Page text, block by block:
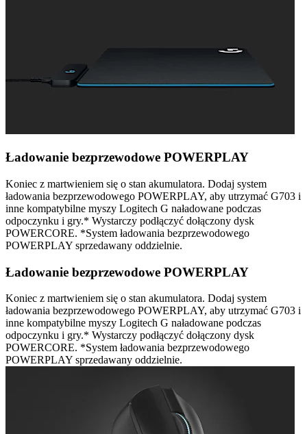
Ładowanie bezprzewodowe POWERPLAY
Koniec z martwieniem się o stan akumulatora. Dodaj system
ładowania bezprzewodowego POWERPLAY, aby utrzymać G703 i
inne kompatybilne myszy Logitech G naładowane podczas
odpoczynku i gry.* Wystarczy podłączyć dołączony dysk
POWERCORE. *System ładowania bezprzewodowego
POWERPLAY sprzedawany oddzielnie.
Ładowanie bezprzewodowe POWERPLAY
Koniec z martwieniem się o stan akumulatora. Dodaj system
ładowania bezprzewodowego POWERPLAY, aby utrzymać G703 i
inne kompatybilne myszy Logitech G naładowane podczas
odpoczynku i gry.* Wystarczy podłączyć dołączony dysk
POWERCORE. *System ładowania bezprzewodowego
POWERPLAY sprzedawany oddzielnie.